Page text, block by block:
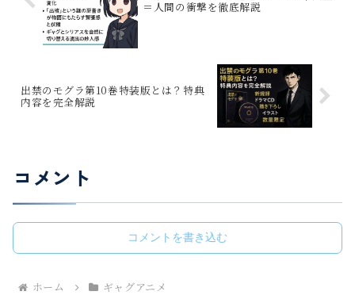
＝人間の衝撃を徹底解説
出禁のモグラ第10巻特装版とは？特典
内容を完全解説
コメント
コメントを書き込む
ホーム ギャグアニメ